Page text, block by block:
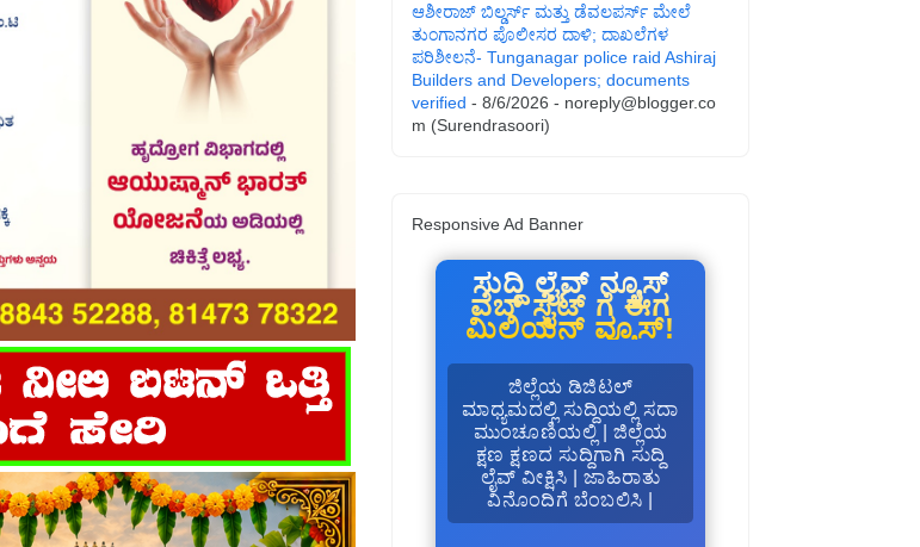
ಆಶೀರಾಜ್ ಬಿಲ್ಡರ್ಸ್ ಮತ್ತು ಡೆವಲಪರ್ಸ್ ಮೇಲೆ
ತುಂಗಾನಗರ ಪೊಲೀಸರ ದಾಳಿ; ದಾಖಲೆಗಳ
ಪರಿಶೀಲನೆ- Tunganagar police raid Ashiraj
Builders and Developers; documents
verified - 8/6/2026 - noreply@blogger.co
m (Surendrasoori)
Responsive Ad Banner
ಸುದ್ದಿ ಲೈವ್ ನ್ಯೂಸ್
ವೆಬ್ ಸೈಟ್ ಗೆ ಈಗ
ಮಿಲಿಯನ್ ವ್ಯೂಸ್!
ಜಿಲ್ಲೆಯ ಡಿಜಿಟಲ್
ಮಾಧ್ಯಮದಲ್ಲಿ ಸುದ್ದಿಯಲ್ಲಿ ಸದಾ
ಮುಂಚೂಣಿಯಲ್ಲಿ | ಜಿಲ್ಲೆಯ
ಕ್ಷಣ ಕ್ಷಣದ ಸುದ್ದಿಗಾಗಿ ಸುದ್ದಿ
ಲೈವ್ ವೀಕ್ಷಿಸಿ | ಜಾಹಿರಾತು
ವಿನೊಂದಿಗೆ ಬೆಂಬಲಿಸಿ |